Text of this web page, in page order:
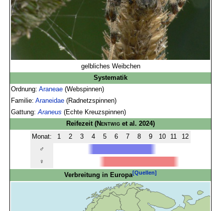
gelbliches Weibchen
Systematik
Ordnung:Araneae (Webspinnen)
Familie:Araneidae (Radnetzspinnen)
Gattung:Araneus (Echte Kreuzspinnen)
Reifezeit(Nentwig et al. 2024)
Monat:
1 2 3 4 5 6 7 8 9 10 11
12
♂
♀
Verbreitung in Europa[Quellen]